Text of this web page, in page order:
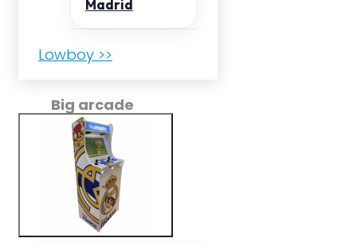
Madrid
Lowboy >>
Big arcade